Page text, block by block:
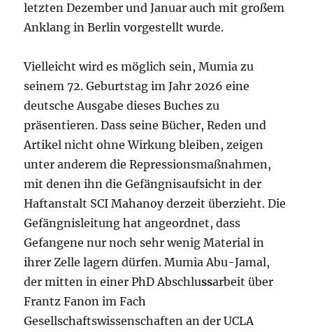
letzten Dezember und Januar auch mit großem
Anklang in Berlin vorgestellt wurde.
Vielleicht wird es möglich sein, Mumia zu
seinem 72. Geburtstag im Jahr 2026 eine
deutsche Ausgabe dieses Buches zu
präsentieren. Dass seine Bücher, Reden und
Artikel nicht ohne Wirkung bleiben, zeigen
unter anderem die Repressionsmaßnahmen,
mit denen ihn die Gefängnisaufsicht in der
Haftanstalt SCI Mahanoy derzeit überzieht. Die
Gefängnisleitung hat angeordnet, dass
Gefangene nur noch sehr wenig Material in
ihrer Zelle lagern dürfen. Mumia Abu-Jamal,
der mitten in einer PhD Abschlussarbeit über
Frantz Fanon im Fach
Gesellschaftswissenschaften an der UCLA